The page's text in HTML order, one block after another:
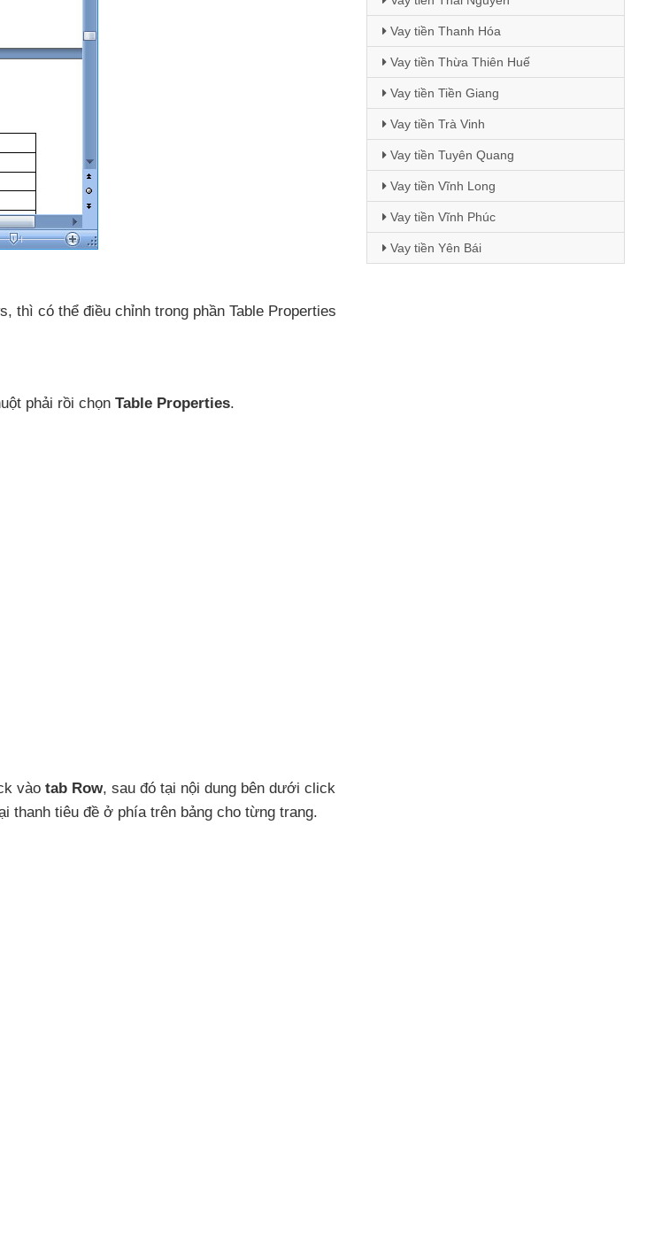
, thì có thể điều chỉnh trong phần Table Properties
phải rồi chọn Table Properties.
vào tab Row, sau đó tại nội dung bên dưới click
thanh tiêu đề ở phía trên bảng cho từng trang.
Vay tiền Thanh Hóa
Vay tiền Thừa Thiên Huế
Vay tiền Tiền Giang
Vay tiền Trà Vinh
Vay tiền Tuyên Quang
Vay tiền Vĩnh Long
Vay tiền Vĩnh Phúc
Vay tiền Yên Bái